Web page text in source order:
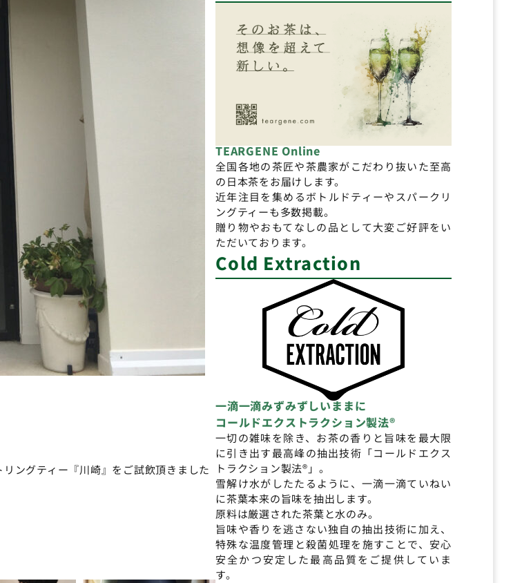
ングティー『川崎』をご試飲頂きました
TEARGENE Online
全国各地の茶匠や茶農家がこだわり抜いた至高
の日本茶をお届けします。
近年注目を集めるボトルドティーやスパークリ
ングティーも多数掲載。
贈り物やおもてなしの品として大変ご好評をい
ただいております。
Cold Extraction
一滴一滴みずみずしいままに
コールドエクストラクション製法®
一切の雑味を除き、お茶の香りと旨味を最大限
に引き出す最高峰の抽出技術「コールドエクス
トラクション製法®」。
雪解け水がしたたるように、一滴一滴ていねい
に茶葉本来の旨味を抽出します。
原料は厳選された茶葉と水のみ。
旨味や香りを逃さない独自の抽出技術に加え、
特殊な温度管理と殺菌処理を施すことで、安心
安全かつ安定した最高品質をご提供していま
す。